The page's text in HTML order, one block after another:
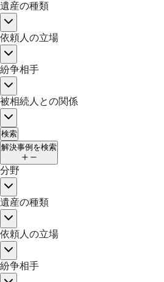
遺産の種類
依頼人の立場
紛争相手
被相続人との関係
検索
解決事例を検索
分野
遺産の種類
依頼人の立場
紛争相手